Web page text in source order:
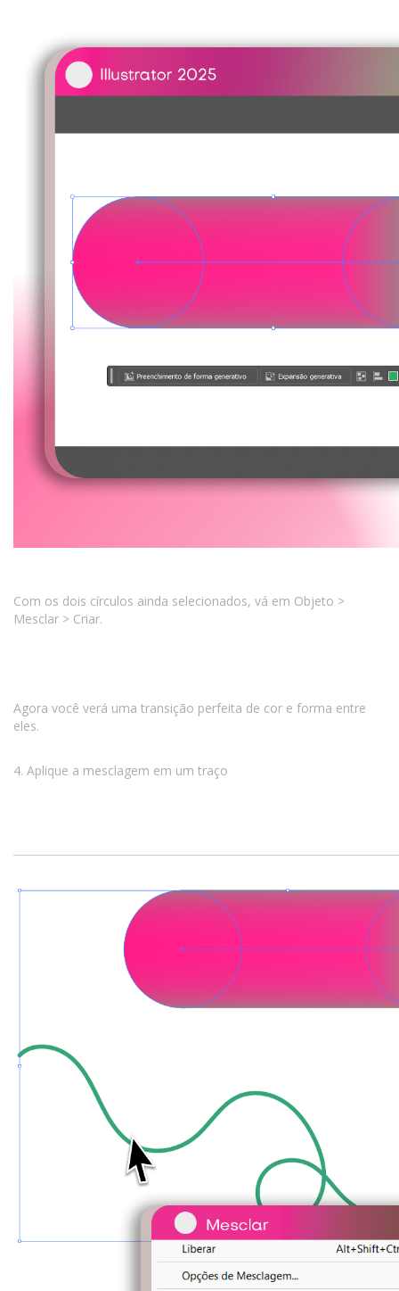
Com os dois círculos ainda selecionados, vá em Objeto >
Mesclar > Criar.
Agora você verá uma transição perfeita de cor e forma entre
eles.
4. Aplique a mesclagem em um traço